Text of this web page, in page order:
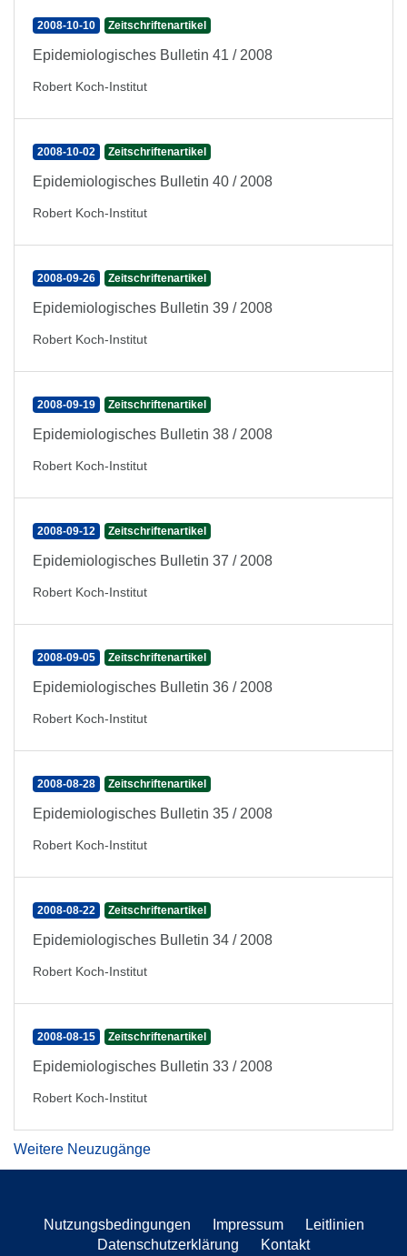
2008-10-10 Zeitschriftenartikel
Epidemiologisches Bulletin 41 / 2008
Robert Koch-Institut
2008-10-02 Zeitschriftenartikel
Epidemiologisches Bulletin 40 / 2008
Robert Koch-Institut
2008-09-26 Zeitschriftenartikel
Epidemiologisches Bulletin 39 / 2008
Robert Koch-Institut
2008-09-19 Zeitschriftenartikel
Epidemiologisches Bulletin 38 / 2008
Robert Koch-Institut
2008-09-12 Zeitschriftenartikel
Epidemiologisches Bulletin 37 / 2008
Robert Koch-Institut
2008-09-05 Zeitschriftenartikel
Epidemiologisches Bulletin 36 / 2008
Robert Koch-Institut
2008-08-28 Zeitschriftenartikel
Epidemiologisches Bulletin 35 / 2008
Robert Koch-Institut
2008-08-22 Zeitschriftenartikel
Epidemiologisches Bulletin 34 / 2008
Robert Koch-Institut
2008-08-15 Zeitschriftenartikel
Epidemiologisches Bulletin 33 / 2008
Robert Koch-Institut
Weitere Neuzugänge
Nutzungsbedingungen Impressum
Leitlinien
Datenschutzerklärung
Kontakt